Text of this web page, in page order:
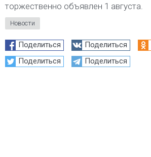
торжественно объявлен 1 августа.
Новости
Поделиться Поделиться
Поделиться
Поделиться